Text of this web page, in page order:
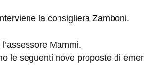
la consigliera Zamboni.
Mammi.
le seguenti nove proposte di